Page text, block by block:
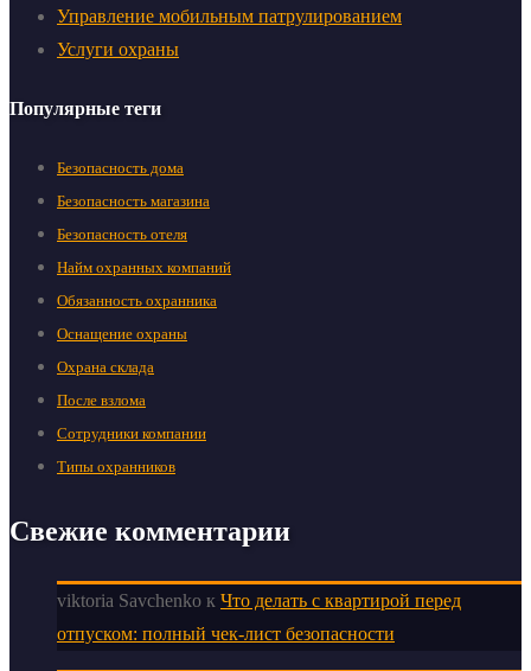
Управление мобильным патрулированием
Услуги охраны
Популярные теги
Безопасность дома
Безопасность магазина
Безопасность отеля
Найм охранных компаний
Обязанность охранника
Оснащение охраны
Охрана склада
После взлома
Сотрудники компании
Типы охранников
Свежие комментарии
viktoria Savchenko к Что делать с квартирой перед
отпуском: полный чек-лист безопасности